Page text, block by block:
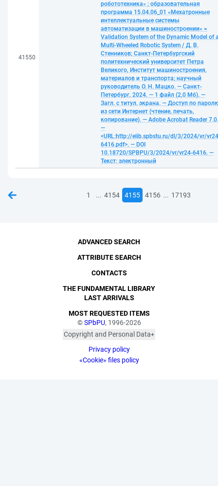
41550
робототехника» ; образовательная
программа 15.04.06_01 «Мехатронные
интеллектуальные системы
автоматизации в машиностроении» =
Validation System of the Dynamic Model of
Multi-Wheeled Robotic System / Д. В.
Стенников; Санкт-Петербургский
политехнический университет Петра
Великого, Институт машиностроения,
материалов и транспорта; научный
руководитель О. Н. Мацко. — Санкт-
Петербург, 2024. — 1 файл (2,0 Мб). —
Загл. с титул. экрана. — Доступ по
из сети Интернет (чтение, печать,
копирование). — Adobe Acrobat Reader 7.0.
—
<URL:http://elib.spbstu.ru/dl/3/2024/vr/
6416.pdf>. — DOI
10.18720/SPBPU/3/2024/vr/vr24-6416. —
Текст: электронный
1 ... 4154 4155 4156 ... 17193
©SPbPU, 1996-2026
Copyright and Personal Data
published with the
consent of the individuals
Privacy policy
«Cookie» files policy
ADVANCED SEARCH
ATTRIBUTE SEARCH
CONTACTS
THE FUNDAMENTAL LIBRARY
LAST ARRIVALS
MOST REQUESTED ITEMS